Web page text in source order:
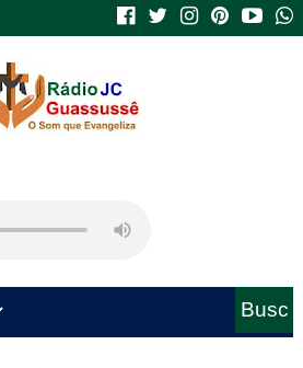
Busc